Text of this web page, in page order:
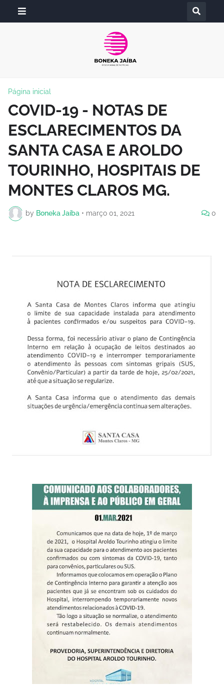
Página inicial
COVID-19 - NOTAS DE
ESCLARECIMENTOS DA
SANTA CASA E AROLDO
TOURINHO, HOSPITAIS DE
MONTES CLAROS MG.
by Boneka Jaíba • março 01, 2021 0